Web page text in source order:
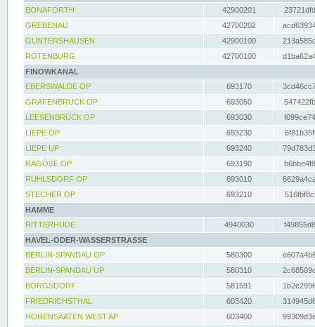
BONAFORTH
42900201
GREBENAU
42700202
GUNTERSHAUSEN
42900100
ROTENBURG
42700100
FINOWKANAL
EBERSWALDE OP
693170
GRAFENBRÜCK OP
693050
LEESENBRÜCK OP
693030
LIEPE OP
693230
LIEPE UP
693240
RAGÖSE OP
693190
RUHLSDORF OP
693010
STECHER OP
693210
HAMME
RITTERHUDE
4940030
HAVEL-ODER-WASSERSTRASSE
BERLIN-SPANDAU OP
580300
BERLIN-SPANDAU UP
580310
BORGSDORF
581591
FRIEDRICHSTHAL
603420
HOHENSAATEN WEST AP
603400